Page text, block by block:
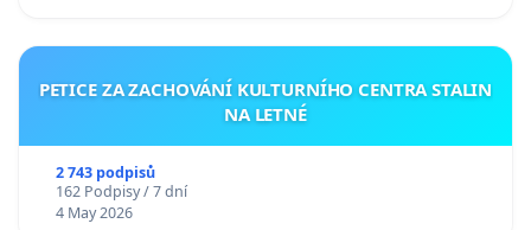
PETICE ZA ZACHOVÁNÍ KULTURNÍHO CENTRA STALIN
NA LETNÉ
2 743 podpisů
162 Podpisy / 7 dní
4 May 2026